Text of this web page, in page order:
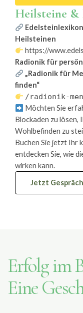
Heilsteine &
Heilsteinen
https://
Radionik für
„Radionik für
finden“
/radionik-
Möchten Sie
Blockaden zu lösen,
Wohlbefinden zu
Buchen Sie jetzt Ihr
entdecken Sie, wie
wirken kann.
Jetzt
Erfolg im
Eine